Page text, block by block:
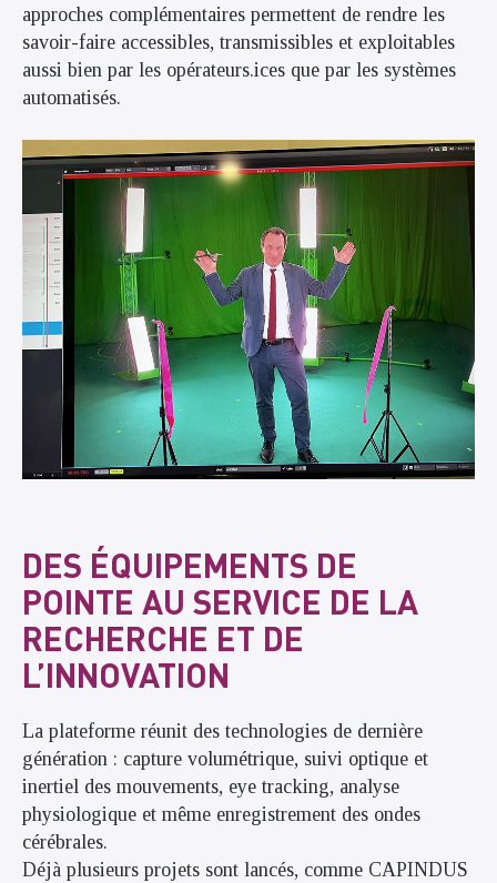
approches complémentaires permettent de rendre les
savoir-faire accessibles, transmissibles et exploitables
aussi bien par les opérateurs.ices que par les systèmes
automatisés.
DES ÉQUIPEMENTS DE
POINTE AU SERVICE DE LA
RECHERCHE ET DE
L’INNOVATION
La plateforme réunit des technologies de dernière
génération : capture volumétrique, suivi optique et
inertiel des mouvements, eye tracking, analyse
physiologique et même enregistrement des ondes
cérébrales.
Déjà plusieurs projets sont lancés, comme CAPINDUS